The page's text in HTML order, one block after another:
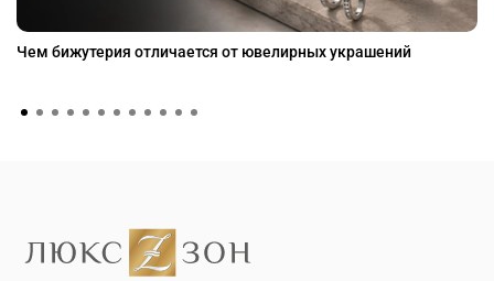
Чем бижутерия отличается от ювелирных украшений